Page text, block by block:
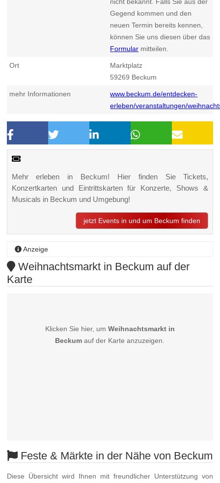
Gegend kommen und den
neuen Termin bereits kennen,
können Sie uns diesen über das
Formular mitteilen.
Ort
Marktplatz
59269 Beckum
mehr Informationen
www.beckum.de/entdecken-
erleben/veranstaltungen/
Mehr erleben in Beckum! Hier finden Sie Tickets,
Konzertkarten und Eintrittskarten für Konzerte, Shows &
Musicals in Beckum und Umgebung!
jetzt Events in und um Beckum finden
Anzeige
Weihnachtsmarkt in Beckum auf der
Karte
Klicken Sie hier, um Weihnachtsmarkt in
Beckum auf der Karte anzuzeigen.
Feste & Märkte in der Nähe von Beckum
Diese Übersicht wird Ihnen mit freundlicher Unterstützung von